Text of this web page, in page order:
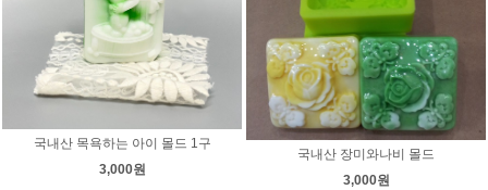
국내산 목욕하는 아이 몰드 1구
3,000원
국내산 장미와나비 몰드
3,000원